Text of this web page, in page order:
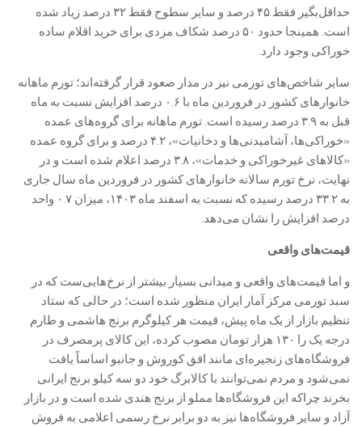
حداقل‌بگیر فقط ۴۵ درصد و سایر سطوح فقط ۳۲ درصد زیاد شده
است. همینجا حدود ۵۰ درصد شکاف مزدی برای خرید اقلام ساده
خوراکی وجود دارد.
سایر شاخص‌های تورمی نیز در مدار صعود قرار گرفته‌اند؛ تورم ماهانه
خانوارهای کشور در فروردین ماه با ۰.۶ درصد افزایش نسبت به ماه
قبل به ۳.۹ درصد رسیده است. تورم ماهانه برای گروه‌های عمده
«خوراکی‌ها، آشامیدنی‌ها و دخانیات»، ۴.۲ درصد و برای گروه عمده
«کالاهای غیرخوراکی و خدمات»، ۳.۸ درصد اعلام شده است و در
نهایت، نرخ تورم سالانه خانوارهای کشور در فروردین ماه سال جاری
به ۳۳.۲ درصد رسیده که نسبت به اسفند ماه ۱۴۰۳، میزان ۰.۷ واحد
درصد افزایش را نشان می‌دهد.
قیمت‌های واقعی
و اما قیمت‌های واقعی و میدانی بسیار بیشتر از نرخ‌هایی‌ست که در
سبد تورمی مرکز آمار ایران منظور شده است؛ در حالی که ستاد
تنظیم بازار از یک ماه پیش، قیمت هر کیلوگرم برنج هاشمی و طارم
درجه یک را ۱۳۰ هزار تومان مصوب کرده، این کالای پرمصرف در
فروشگاه‌های زنجیره‌ای مانند افق کوروش و جانبو اساساً یافت
نمی‌شود و مردم نمی‌توانند با کالابرگ خود دو سه کیلو برنج ایرانی
بخرند چراکه این فروشگاه‌ها مملو از برنج هندی شده است و در بازار
آزاد و سایر فروشگاه‌ها نیز به دو برابر نرخ رسمی اعلامی به فروش